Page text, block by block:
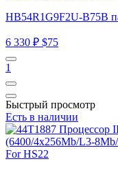
HB54R1G9F2U-B75B
6 330 ₽ $75
1
Быстрый просмотр
Есть в наличии